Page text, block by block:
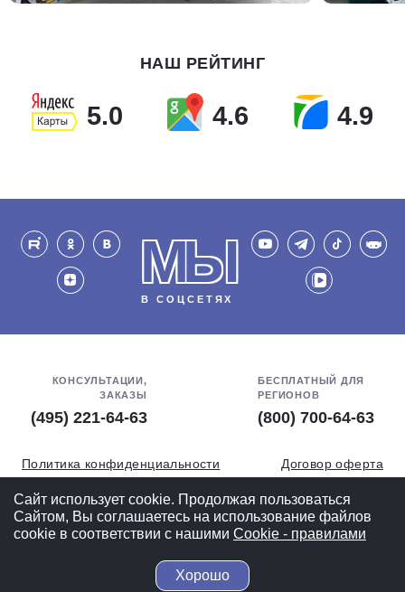
НАШ РЕЙТИНГ
5.0 4.6 4.9
МЫ
В СОЦСЕТЯХ
КОНСУЛЬТАЦИИ,
ЗАКАЗЫ
(495) 221-64-63
БЕСПЛАТНЫЙ ДЛЯ
РЕГИОНОВ
(800) 700-64-63
Политика конфиденциальности
Договор оферта
Обработка персональных данных
СОУТ
Полная версия
Сайт использует cookie. Продолжая пользоваться
Сайтом, Вы соглашаетесь на использование файлов
cookie в соответствии с нашими Cookiе - правилами
Хорошо